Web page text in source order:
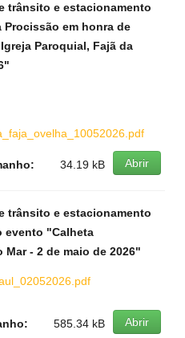
trânsito e estacionamento
em honra de
Paroquial, Fajã da
Abrir
34.19 kB
trânsito e estacionamento
evento "Calheta
- 2 de maio de 2026"
Abrir
585.34 kB